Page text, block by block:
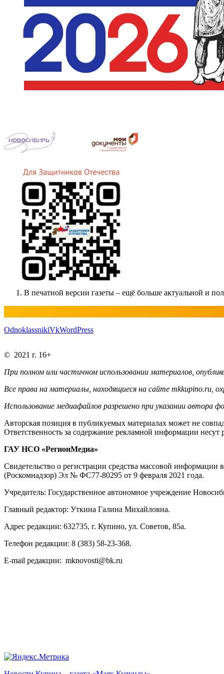
В печатной версии газеты – ещё больше актуальной и
OdnoklassnikiVkWordPress
© 2021 г. 16+
При полном или частичном использовании материалов,
Все права на материалы, находящиеся на сайте mkkupino.ru,
Использование медиафайлов разрешено при указании автора
Авторская позиция в публикуемых материалах может не
Ответственность за содержание рекламной информации несут
ГАУ НСО «РегионМедиа»
Свидетельство о регистрации средства массовой
(Роскомнадзор) Эл № ФС77-80295 от 9 февраля 2021 года.
Учредитель: Государственное автономное учреждение
Главный редактор: Уткина Галина Михайловна.
Адрес редакции: 632735, г. Купино, ул. Советов, 85а.
Телефон редакции: 8 (383) 58-23-368.
E-mail редакции: mknovosti@bk.ru